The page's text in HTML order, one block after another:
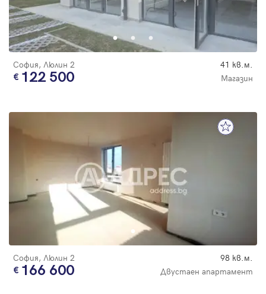
София, Люлин 2 41 кв.м.
122 500 Магазин
София, Люлин 2 98 кв.м.
166 600 Двустаен апартамент